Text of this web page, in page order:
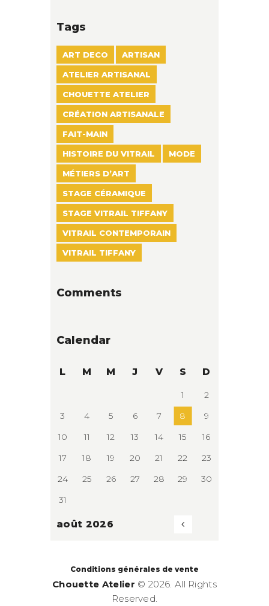
Tags
ART DECO ARTISAN
ATELIER ARTISANAL
CHOUETTE ATELIER
CRÉATION ARTISANALE
FAIT-MAIN
HISTOIRE DU VITRAIL MODE
MÉTIERS D’ART
STAGE CÉRAMIQUE
STAGE VITRAIL TIFFANY
VITRAIL CONTEMPORAIN
VITRAIL TIFFANY
Comments
Calendar
août 2026
L M M J V S D
1
2
3
4 5 6 7 8
9
10
11 12 13 14 15
16
17
18 19 20 21 22
23
24
25 26 27 28 29
30
31
Conditions générales de vente
Chouette Atelier © 2026. All Rights
Reserved.